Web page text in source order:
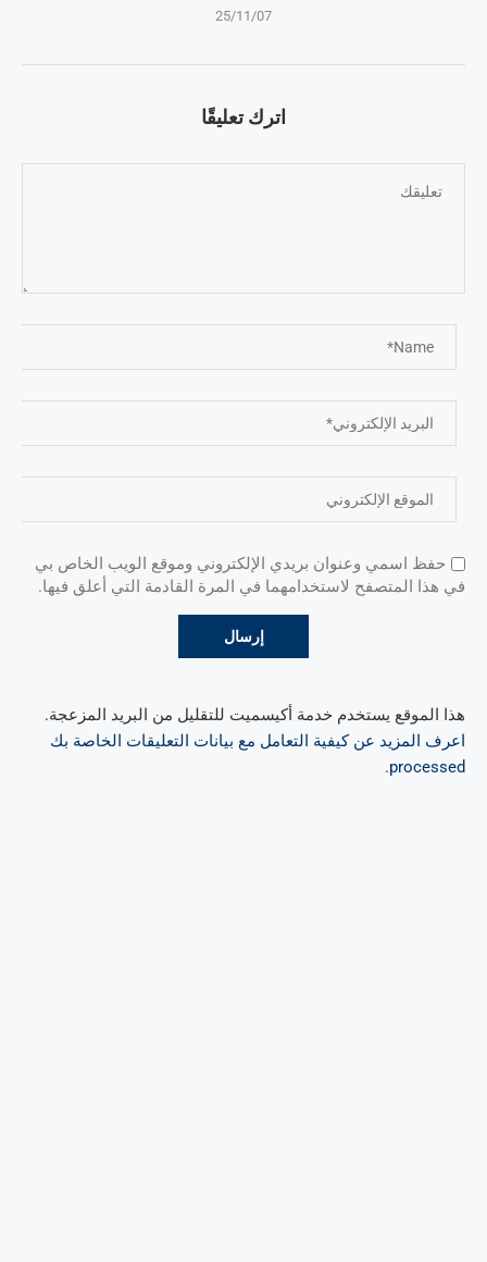
25/11/07
اترك تعليقًا
حفظ اسمي وعنوان بريدي الإلكتروني وموقع الويب الخاص بي
في هذا المتصفح لاستخدامهما في المرة القادمة التي أعلق فيها.
هذا الموقع يستخدم خدمة أكيسميت للتقليل من البريد المزعجة.
اعرف المزيد عن كيفية التعامل مع بيانات التعليقات الخاصة بك
processed
.